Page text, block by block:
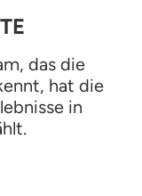
das die
hat die
in